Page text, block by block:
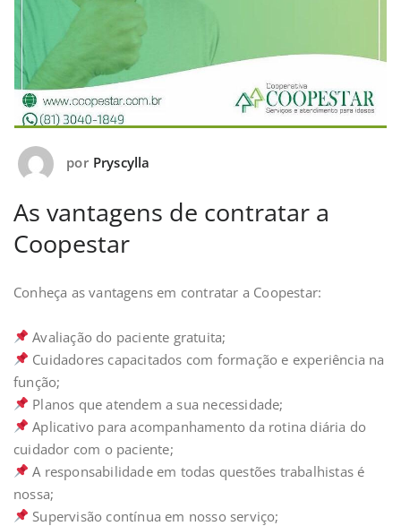
por Pryscylla
As vantagens de contratar a
Coopestar
Conheça as vantagens em contratar a Coopestar:⁣⁣
Avaliação do paciente gratuita;⁣⁣⁣⁣
Cuidadores capacitados com formação e experiência na
função;⁣⁣⁣⁣
Planos que atendem a sua necessidade;⁣⁣⁣⁣
Aplicativo para acompanhamento da rotina diária do
cuidador com o paciente;⁣⁣⁣⁣
A responsabilidade em todas questões trabalhistas é
nossa;⁣⁣⁣⁣
Supervisão contínua em nosso serviço;⁣⁣⁣⁣